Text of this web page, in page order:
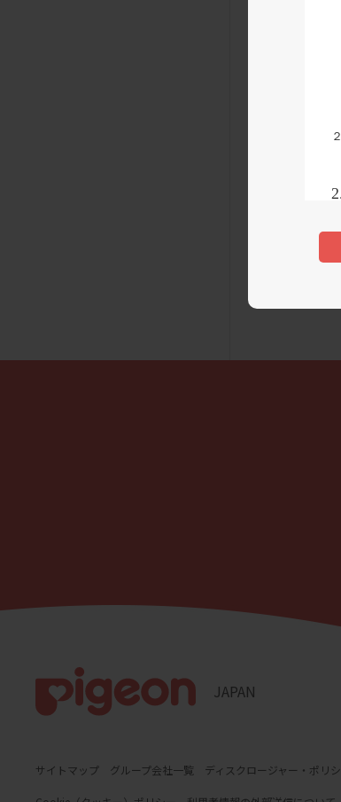
サイトマップ グループ会社一覧 ディスクロージャー・ポリ
JAPAN